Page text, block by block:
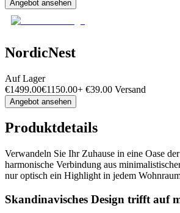
Angebot ansehen
NordicNest
Auf Lager
€1499.00€1150.00+ €39.00 Versand
Angebot ansehen
Produktdetails
Verwandeln Sie Ihr Zuhause in eine Oase
harmonische Verbindung aus
nur optisch ein Highlight in jedem
Skandinavisches Design trifft auf